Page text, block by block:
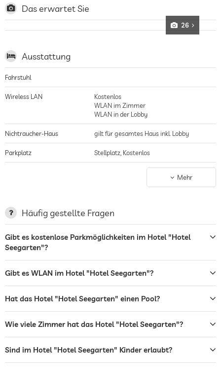
Das erwartet Sie
26
Ausstattung
Fahrstuhl
Wireless LAN
Kostenlos
WLAN im Zimmer
WLAN in der Lobby
Nichtraucher-Haus gilt für gesamtes Haus inkl. Lobby
Parkplatz Stellplatz, Kostenlos
Sonnenliegen
Restaurant
Tresor
Außenpool Ganzjährig geöffnet
Dachpool
Mehr
Häufig gestellte Fragen
Gibt es kostenlose Parkmöglichkeiten im Hotel "Hotel
Seegarten"?
Gibt es WLAN im Hotel "Hotel Seegarten"?
Hat das Hotel "Hotel Seegarten" einen Pool?
Wie viele Zimmer hat das Hotel "Hotel Seegarten"?
Sind im Hotel "Hotel Seegarten" Kinder erlaubt?